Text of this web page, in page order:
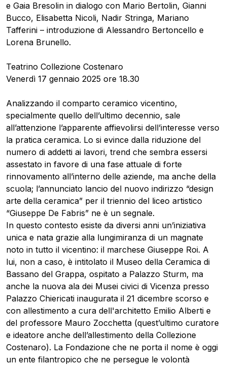
e Gaia Bresolin in dialogo con Mario Bertolin, Gianni
Bucco, Elisabetta Nicoli, Nadir Stringa, Mariano
Tafferini – introduzione di Alessandro Bertoncello e
Lorena Brunello.
Teatrino Collezione Costenaro
Venerdì 17 gennaio 2025 ore 18.30
Analizzando il comparto ceramico vicentino,
specialmente quello dell’ultimo decennio, sale
all’attenzione l’apparente affievolirsi dell’interesse verso
la pratica ceramica. Lo si evince dalla riduzione del
numero di addetti ai lavori, trend che sembra essersi
assestato in favore di una fase attuale di forte
rinnovamento all’interno delle aziende, ma anche della
scuola; l’annunciato lancio del nuovo indirizzo “design
arte della ceramica” per il triennio del liceo artistico
“Giuseppe De Fabris” ne è un segnale.
In questo contesto esiste da diversi anni un’iniziativa
unica e nata grazie alla lungimiranza di un magnate
noto in tutto il vicentino: il marchese Giuseppe Roi. A
lui, non a caso, è intitolato il Museo della Ceramica di
Bassano del Grappa, ospitato a Palazzo Sturm, ma
anche la nuova ala dei Musei civici di Vicenza presso
Palazzo Chiericati inaugurata il 21 dicembre scorso e
con allestimento a cura dell'architetto Emilio Alberti e
del professore Mauro Zocchetta (quest’ultimo curatore
e ideatore anche dell’allestimento della Collezione
Costenaro). La Fondazione che ne porta il nome è oggi
un ente filantropico che ne persegue le volontà